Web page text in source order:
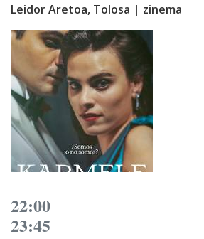
Leidor Aretoa, Tolosa | zinema
22:00
23:45